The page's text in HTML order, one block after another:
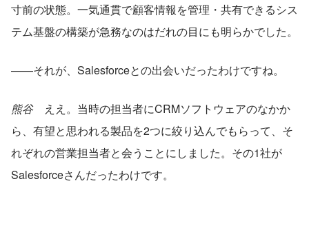
寸前の状態。一気通貫で顧客情報を管理・共有できるシス
テム基盤の構築が急務なのはだれの目にも明らかでした。
——それが、Salesforceとの出会いだったわけですね。
熊谷 ええ。当時の担当者にCRMソフトウェアのなかか
ら、有望と思われる製品を2つに絞り込んでもらって、そ
れぞれの営業担当者と会うことにしました。その1社が
Salesforceさんだったわけです。